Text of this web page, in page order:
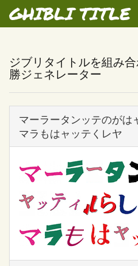
GHIBLI TITLE
ジブリタイトルを組み
勝ジェネレーター
マーラータンッテのがは
マラもはャッテくレヤ